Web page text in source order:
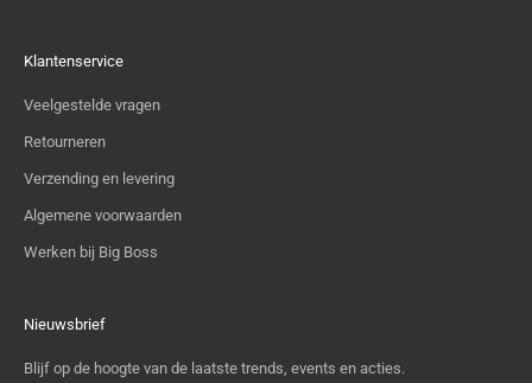
Klantenservice
Veelgestelde vragen
Retourneren
Verzending en levering
Algemene voorwaarden
Werken bij Big Boss
Nieuwsbrief
Blijf op de hoogte van de laatste trends, events en acties.